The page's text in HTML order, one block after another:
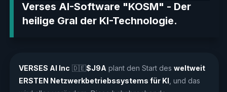
Verses AI-Software "KOSM" - Der
heilige Gral der KI-Technologie.
VERSES AI Inc 🇩🇪$J9A plant den Start des weltweit
ERSTEN Netzwerkbetriebssystems für KI , und das